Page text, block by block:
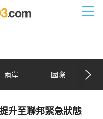
兩岸 國際
升至聯邦緊急狀態